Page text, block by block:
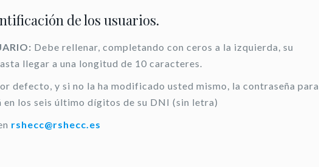
de los usuarios.
Debe rellenar, completando con ceros a la izquierda, su
llegar a una longitud de 10 caracteres.
defecto, y si no la ha modificado usted mismo, la contraseña para
los seis último dígitos de su DNI (sin letra)
rshecc@rshecc.es